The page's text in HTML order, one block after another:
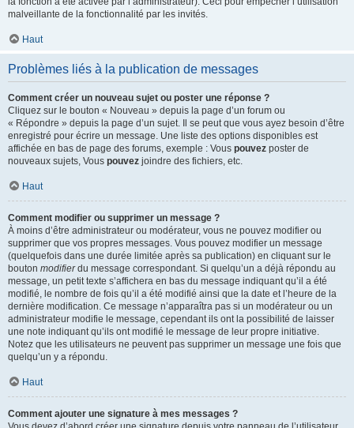
malveillante de la fonctionnalité par les invités.
Haut
Problèmes liés à la publication de messages
Comment créer un nouveau sujet ou poster une réponse ?
Cliquez sur le bouton « Nouveau » depuis la page d’un forum ou
« Répondre » depuis la page d’un sujet. Il se peut que vous ayez besoin d’être
enregistré pour écrire un message. Une liste des options disponibles est
affichée en bas de page des forums, exemple : Vous pouvez poster de
nouveaux sujets, Vous pouvez joindre des fichiers, etc.
Haut
Comment modifier ou supprimer un message ?
À moins d’être administrateur ou modérateur, vous ne pouvez modifier ou
supprimer que vos propres messages. Vous pouvez modifier un message
(quelquefois dans une durée limitée après sa publication) en cliquant sur le
bouton modifierdu message correspondant. Si quelqu’un a déjà répondu au
message, un petit texte s’affichera en bas du message indiquant qu’il a été
modifié, le nombre de fois qu’il a été modifié ainsi que la date et l’heure de la
dernière modification. Ce message n’apparaîtra pas si un modérateur ou un
administrateur modifie le message, cependant ils ont la possibilité de laisser
une note indiquant qu’ils ont modifié le message de leur propre initiative.
Notez que les utilisateurs ne peuvent pas supprimer un message une fois que
quelqu’un y a répondu.
Haut
Comment ajouter une signature à mes messages ?